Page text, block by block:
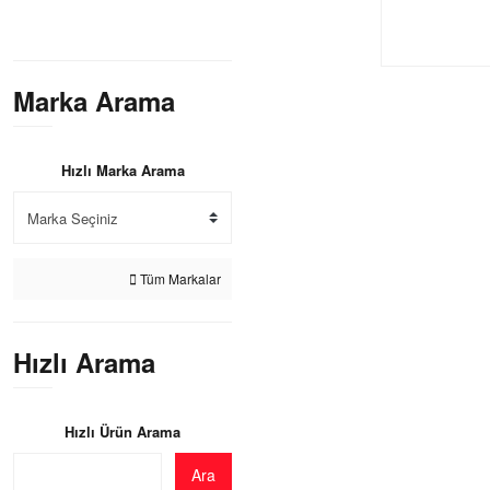
Marka Arama
Hızlı Marka Arama
Tüm Markalar
Hızlı Arama
Hızlı Ürün Arama
Ara